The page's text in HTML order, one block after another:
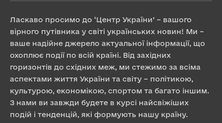
Ласкаво просимо до ‘Центр України’ – вашого
вірного путівника у світі українських новин! Ми –
ваше надійне джерело актуальної інформації, що
охоплює події по всій країні. Від західних
горизонтів до східних меж, ми стежимо за всіма
аспектами життя України та світу – політикою,
культурою, економікою, спортом та багато іншим.
З нами ви завжди будете в курсі найсвіжіших
подій і тенденцій, які формують нашу країну.